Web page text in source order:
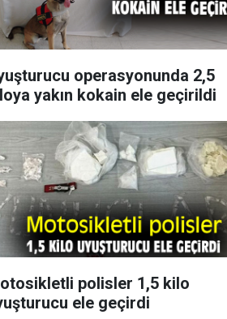
operasyonunda 2,5
yakın kokain ele geçirildi
polisler 1,5 kilo
ele geçirdi